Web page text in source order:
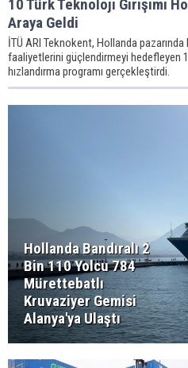
10 Türk Teknoloji Girişimi
Araya Geldi
İTÜ ARI Teknokent, Hollanda
faaliyetlerini güçlendirmeyi hedefleyen
hızlandırma programı gerçekleştirdi.
Hollanda Bandıralı 2
Bin 110 Yolcu 784
Mürettebatlı
Kruvaziyer Gemisi
Alanya'ya Ulaştı